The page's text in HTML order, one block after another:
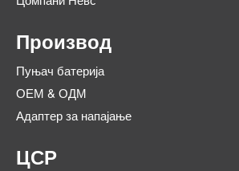
Производ
Пуњач батерија
ОЕМ & ОДМ
Адаптер за напајање
ЦСР